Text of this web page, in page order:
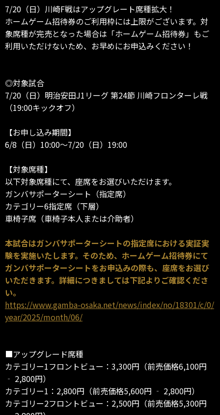
7/20（日）川崎F戦はアップグレート席種拡大！
ホームゲーム招待券のご利用枠には上限がございます。対
象席種が完売となった場合は「ホームゲーム招待券」もご
利用いただけないため、お早めにお申込みください！
◎対象試合
7/20（日）明治安田J1リーグ 第24節 川崎フロンターレ戦
（19:00キックオフ）
【お申し込み期間】
6/8（日）10:00～7/20（日）19:00
【対象席種】
以下対象席種にて、座席をお選びいただけます。
ガンバサポーターシート（指定席）
カテゴリー6指定席（下層）
車椅子席（車椅子本人または介助者）
本試合はガンバサポーターシートの指定席における実証実
験を実施いたします。そのため、ホームゲーム招待券にて
ガンバサポーターシートをお申込みの際も、座席をお選び
いただきます。詳細につきましては下記よりご確認くださ
い。
https://www.gamba-osaka.net/news/index/no/18301/c/0/
year/2025/month/06/
■アップグレード席種
カテゴリー1フロントビュー：3,300円（前売価格6,100円
‐ 2,800円）
カテゴリー1：2,800円（前売価格5,600円 ‐ 2,800円）
カテゴリー2フロントビュー：2,500円（前売価格5,300円